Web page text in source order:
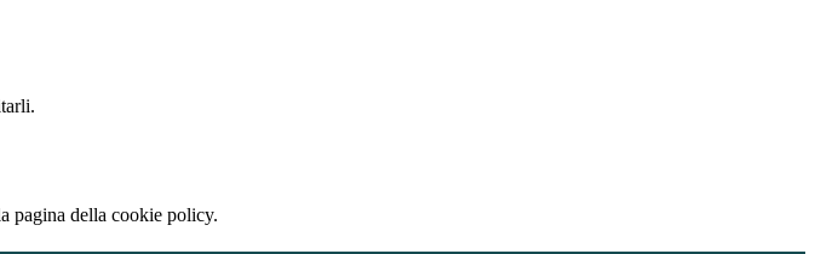
pagina della cookie policy.